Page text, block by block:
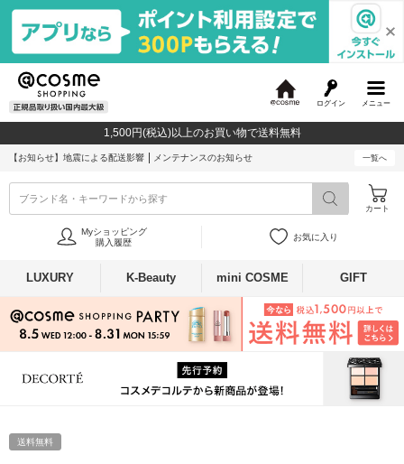
メニュー
ログイン
c
o
1,500円(税込)以上のお買い物で送料無料
【お知らせ】 地震による配送影響 メンテナンスのお知らせ 一覧へ
ブランド名・キーワードから探す
カート
Myショッピング
購入履歴
お気に入り
LUXURY K-Beauty mini COSME GIFT
送料無料